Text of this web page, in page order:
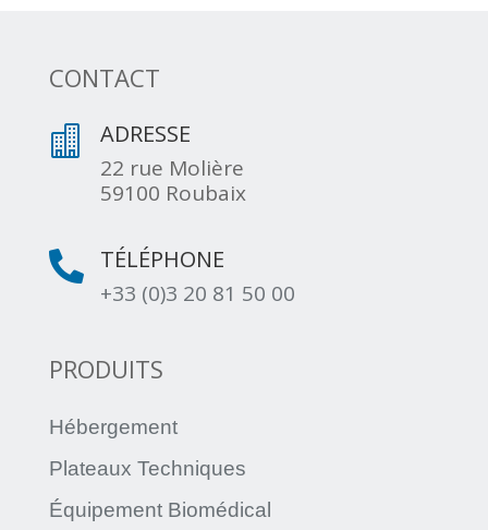
CONTACT
 ADRESSE
22 rue Molière
59100 Roubaix
 TÉLÉPHONE
+33 (0)3 20 81 50 00
PRODUITS
Hébergement
Plateaux Techniques
Équipement Biomédical